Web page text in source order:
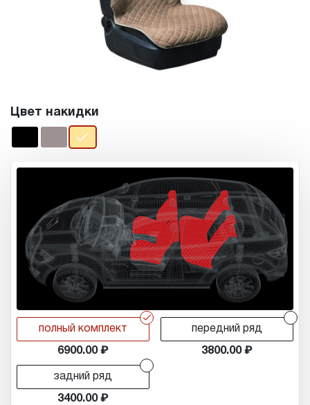
Цвет накидки
r
полный комплект
6900.00
передний ряд
3800.00
задний ряд
3400.00